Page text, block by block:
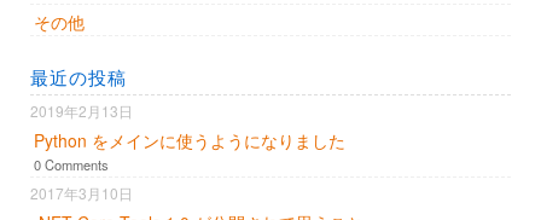
その他
最近の投稿
2019年2月13日
Python をメインに使うようになりました
0 Comments
2017年3月10日